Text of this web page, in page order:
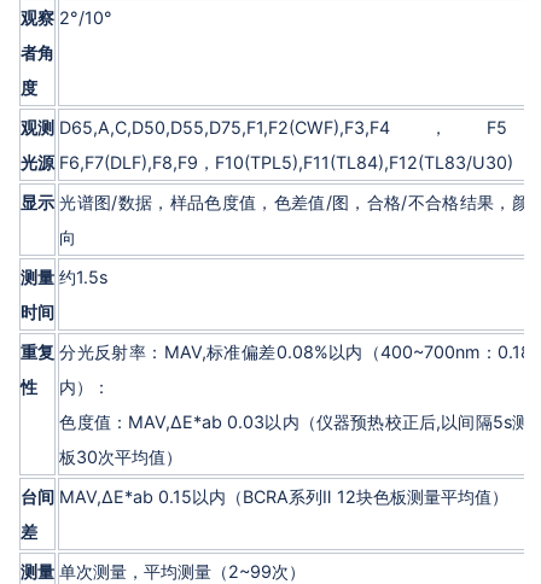
观察
者角
度
2°/10°
观测
光源
D65,A,C,D50,D55,D75,F1,F2(CWF),F3,F4，
F6,F7(DLF),F8,F9，F10(TPL5),F11(TL84),F12(TL83/U30)
显示 光谱图/数据，样品色度值，色差值/图，合格/不合格结果，颜
向
测量
时间
约1.5s
重复
性
分光反射率：MAV,标准偏差0.08%以内（400~700nm：
内）：
色度值：MAV,ΔE*ab 0.03以内（仪器预热校正后,以间隔5s测
板30次平均值）
台间
差
MAV,ΔE*ab 0.15以内（BCRA系列Ⅱ 12块色板测量平均值）
测量 单次测量，平均测量（2~99次）